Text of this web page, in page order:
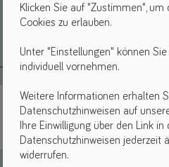
*
Klicken Sie auf "Zustimmen", um
Cookies zu erlauben.
Unter "Einstellungen" können
individuell vornehmen.
Weitere Informationen erhalten
Datenschutzhinweisen auf
Ihre Einwilligung über den Link in
Datenschutzhinweisen jederzeit
widerrufen.